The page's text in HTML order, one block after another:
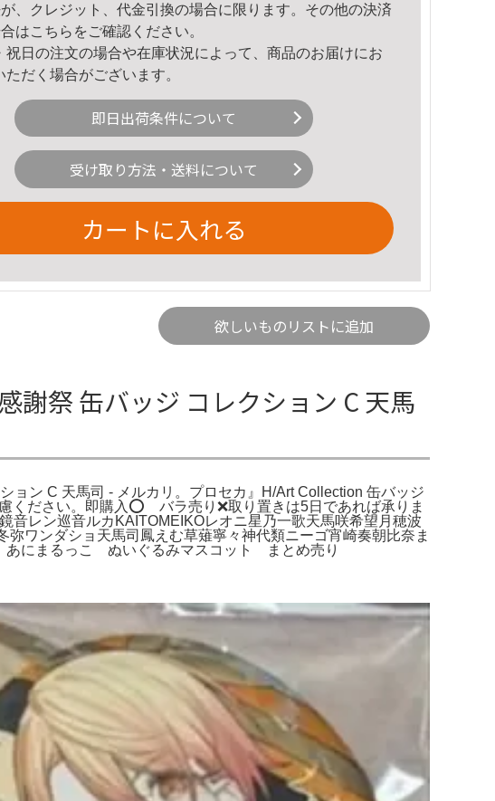
、クレジット、代金引換の場合に限ります。その他の決済
はこちら をご確認ください。
日の注文の場合や在庫状況によって、商品のお届けにお
ただく場合がございます。
即日出荷条件について
受け取り方法・送料について
カートに入れる
欲しいものリストに追加
謝祭 缶バッジ コレクション C 天馬
ョン C 天馬司 - メルカリ。プロセカ』H/Art Collection 缶バッジ
ください。即購入⭕️ バラ売り❌取り置きは5日であれば承りま
レン巡音ルカKAITOMEIKOレオニ星乃一歌天馬咲希望月穂波
ワンダショ天馬司鳳えむ草薙寧々神代類ニーゴ宵崎奏朝比奈ま
にまるっこ ぬいぐるみマスコット まとめ売り